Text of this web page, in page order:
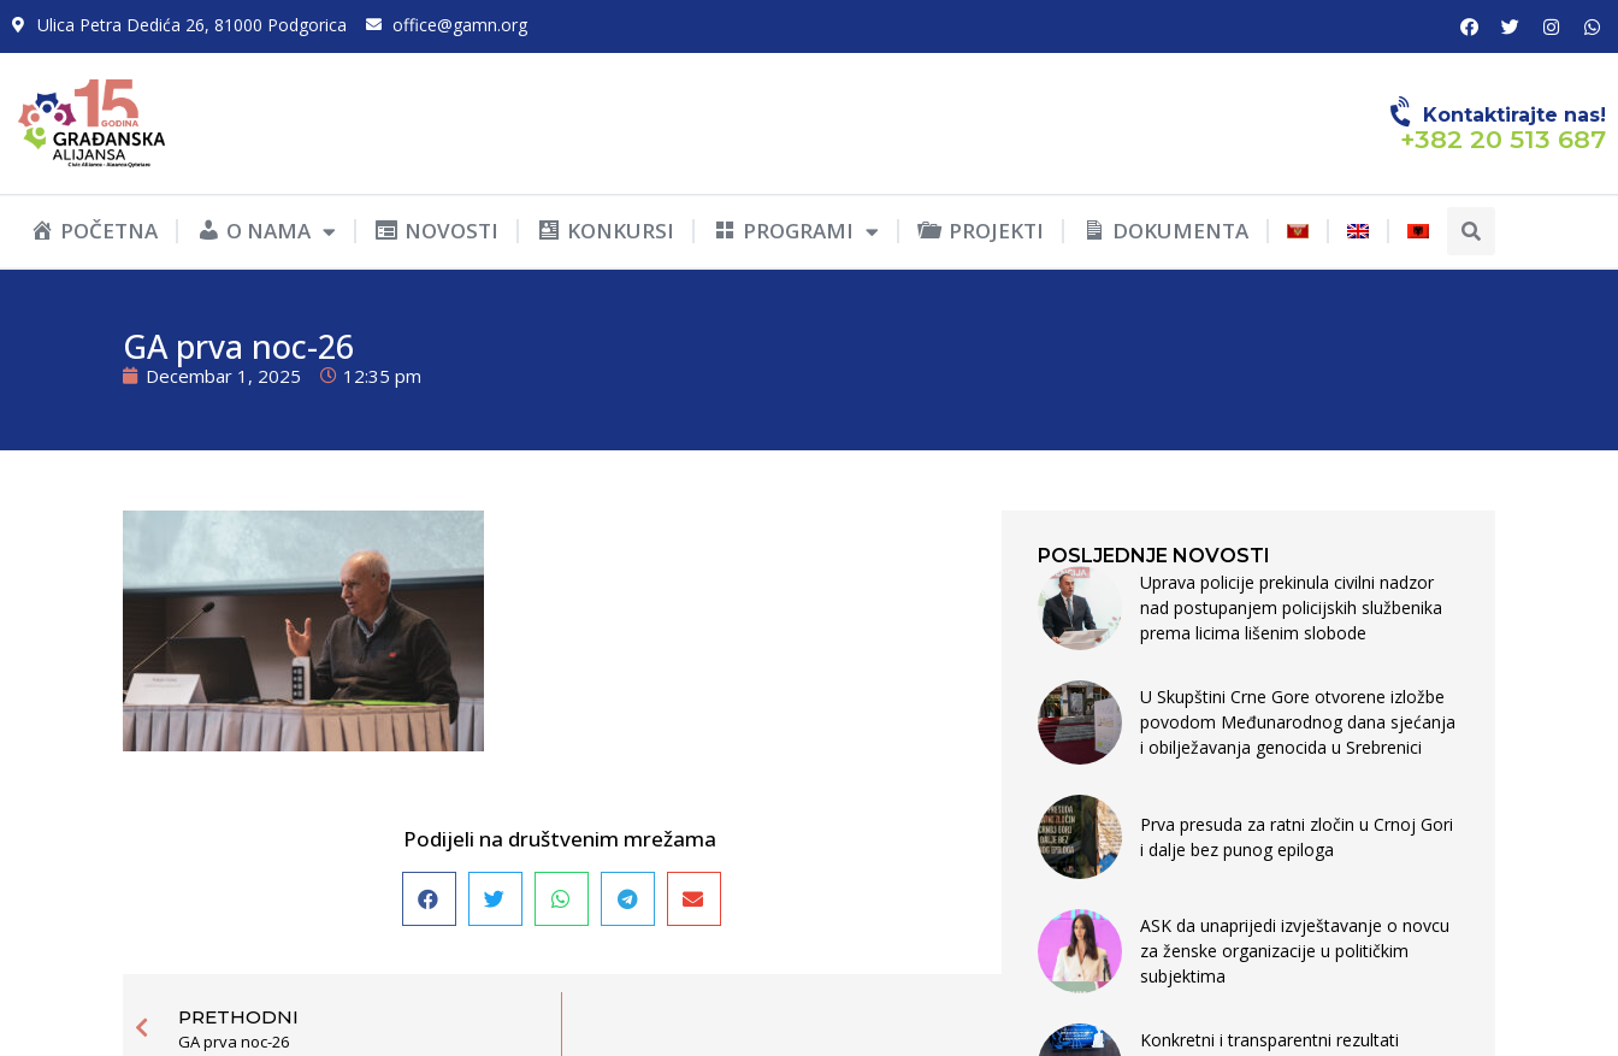
Ulica Petra Dedića 26, 81000 Podgorica office@gamn.org
Kontaktirajte nas!
+382 20 513 687
POČETNA O NAMA NOVOSTI KONKURSI PROGRAMI PROJEKTI DOKUMENTA
GA prva noc-26
Decembar 1, 2025 12:35 pm
Podijeli na društvenim mrežama
PRETHODNI
GA prva noc-26
POSLJEDNJE NOVOSTI
Uprava policije prekinula civilni nadzor
nad postupanjem policijskih službenika
prema licima lišenim slobode
U Skupštini Crne Gore otvorene izložbe
povodom Međunarodnog dana sjećanja
i obilježavanja genocida u Srebrenici
Prva presuda za ratni zločin u Crnoj Gori
i dalje bez punog epiloga
ASK da unaprijedi izvještavanje o novcu
za ženske organizacije u političkim
subjektima
Konkretni i transparentni rezultati